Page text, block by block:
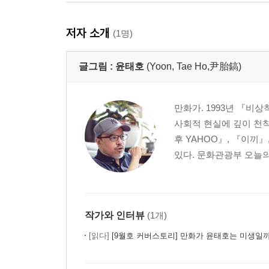
저자 소개 (1명)
글그림 : 윤태호 (Yoon, Tae Ho,尹胎鎬)
만화가. 1993년 『비상
사회적 현실에 깊이 천
후 YAHOO』, 『이끼
있다. 문화관광부 오늘
작가와 인터뷰 (1개)
[읽다] [9월호 커버스토리] 만화가 윤태호는 미생일